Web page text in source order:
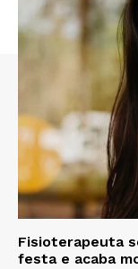
Fisioterapeuta
festa e acaba